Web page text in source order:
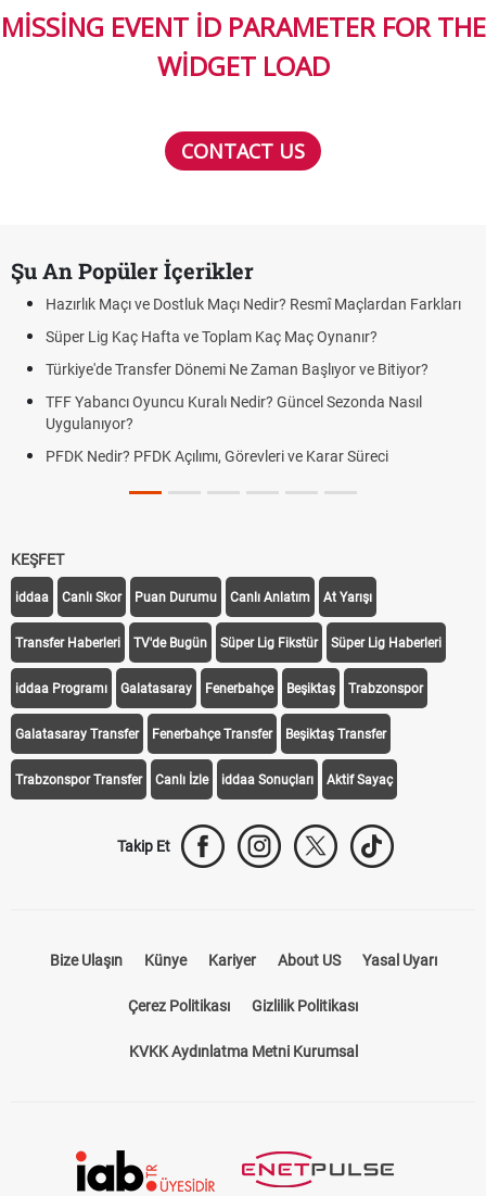
MISSING EVENT ID PARAMETER FOR THE
WIDGET LOAD
CONTACT US
Şu An Popüler İçerikler
Hazırlık Maçı ve Dostluk Maçı Nedir? Resmî Maçlardan Farkları
Süper Lig Kaç Hafta ve Toplam Kaç Maç Oynanır?
Türkiye'de Transfer Dönemi Ne Zaman Başlıyor ve Bitiyor?
TFF Yabancı Oyuncu Kuralı Nedir? Güncel Sezonda Nasıl
Uygulanıyor?
PFDK Nedir? PFDK Açılımı, Görevleri ve Karar Süreci
KEŞFET
iddaa Canlı Skor Puan Durumu Canlı Anlatım At Yarışı
Transfer Haberleri TV'de Bugün Süper Lig Fikstür Süper Lig Haberleri
iddaa Programı Galatasaray Fenerbahçe Beşiktaş Trabzonspor
Galatasaray Transfer Fenerbahçe Transfer Beşiktaş Transfer
Trabzonspor Transfer Canlı İzle iddaa Sonuçları Aktif Sayaç
Takip Et
Bize Ulaşın Künye Kariyer About US Yasal Uyarı
Çerez Politikası Gizlilik Politikası
KVKK Aydınlatma Metni Kurumsal